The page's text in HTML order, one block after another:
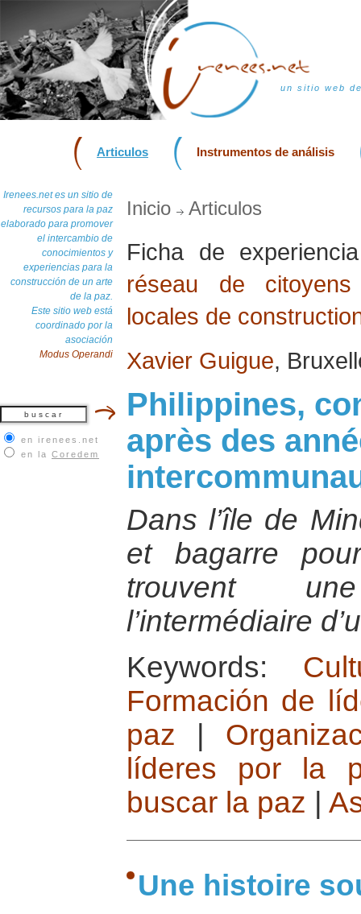
un sitio web
Articulos Instrumentos de análisis
Irenees.net es un sitio de
recursos para la paz
elaborado para promover
el intercambio de
conocimientos y
experiencias para la
construcción de un arte
de la paz.
Este sitio web está
coordinado por la
asociación
Modus Operandi
en irenees.net
en la Coredem
Inicio Articulos
Ficha de
réseau de
locales de
Xavier Guigue,
Philippines,
après des
Dans l’île de
et bagarre
trouvent
l’intermédiaire
Keywords:
Formación de
paz
líderes por la
buscar la paz
Une histoire